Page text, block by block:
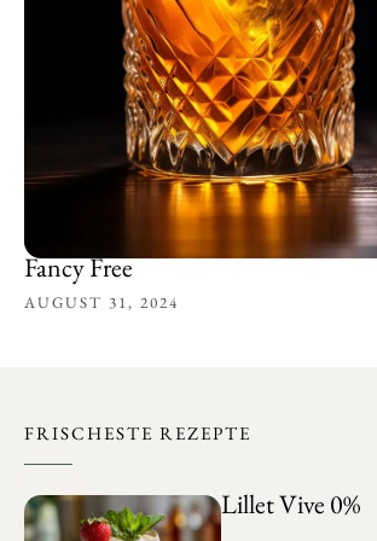
Fancy Free
AUGUST 31, 2024
FRISCHESTE REZEPTE
Lillet Vive 0%